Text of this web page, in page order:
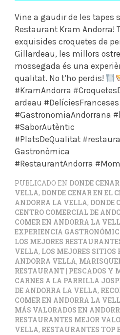
Vine a gaudir de les tapes
Restaurant Kram Andorra!
exquisides croquetes de
Gillardeau, les millors
mossegada és una
qualitat. No t’ho perdis!
#KramAndorra
ardeau #DelíciesFranceses
#GastronomiaAndorrana
#SaborAutèntic
#PlatsDeQualitat
Gastronòmica
#RestaurantAndorra
PUBLICADO EN DONDE
VELLA, DONDE CENAR EN EL
ANDORRA LA VELLA, DONDE
CENTRO COMERCIAL DE
COMER EN ANDORRA LA
EXPERIENCIA
LOS MEJORES
VELLA, LOS MEJORES SITIOS
ANDORRA VELLA,
RESTAURANT | PESCADOS Y
CARNES A LA PARRILLA
DE ANDORRA LA VELLA,
COMER EN ANDORRA LA
MÁS VALORADOS EN
RESTAURANTES MEJOR
VELLA, RESTAURANTES TOP